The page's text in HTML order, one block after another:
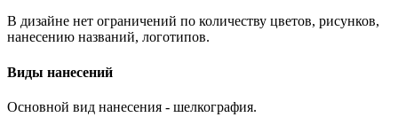
В дизайне нет ограничений по количеству цветов, рисунков,
нанесению названий, логотипов.
Виды нанесений
Основной вид нанесения - шелкография.